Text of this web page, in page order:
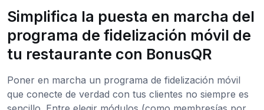
Simplifica la puesta en marcha del
programa de fidelización móvil de
tu restaurante con BonusQR
Poner en marcha un programa de fidelización móvil
que conecte de verdad con tus clientes no siempre es